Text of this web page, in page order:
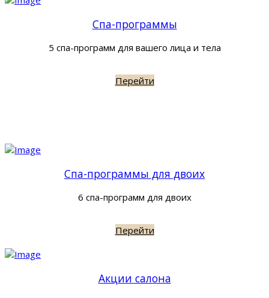
Спа-программы
5 спа-программ для вашего лица и тела
Перейти
Спа-программы для двоих
6 спа-программ для двоих
Перейти
Акции салона